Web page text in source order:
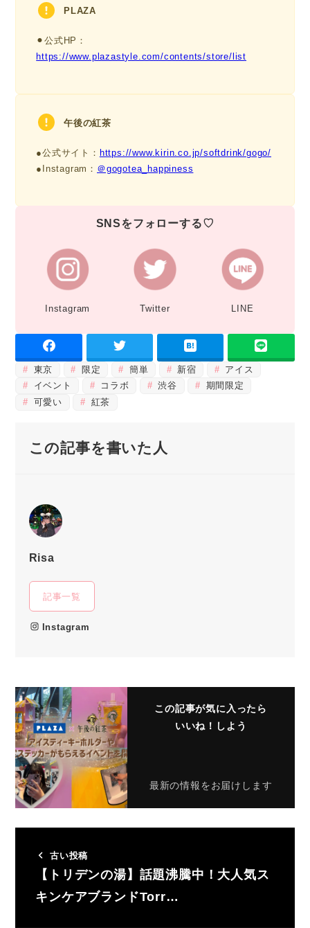
PLAZA
⚫︎公式HP：
https://www.plazastyle.com/contents/store/list
午後の紅茶
●公式サイト： https://www.kirin.co.jp/softdrink/gogo/
●Instagram： ＠gogotea_happiness
SNSをフォローする♡
Instagram Twitter LINE
東京 限定 簡単 新宿
アイス
イベント
コラボ 渋谷
期間限定
可愛い
紅茶
この記事を書いた人
Risa
記事一覧
Instagram
この記事が気に入ったら
いいね！しよう
最新の情報をお届けします
古い投稿
【トリデンの湯】話題沸騰中！大人気ス
キンケアブランドTorr…